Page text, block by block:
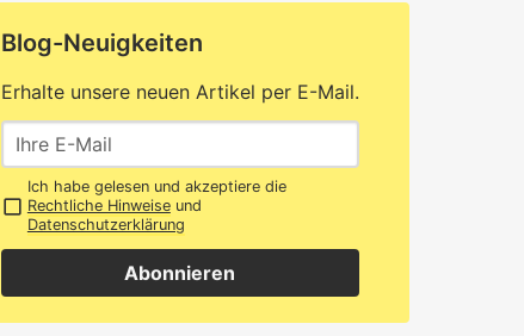
Blog-Neuigkeiten
Erhalte unsere neuen Artikel per E-Mail.
Ich habe gelesen und akzeptiere die
Rechtliche Hinweiseund
Datenschutzerklärung
Abonnieren